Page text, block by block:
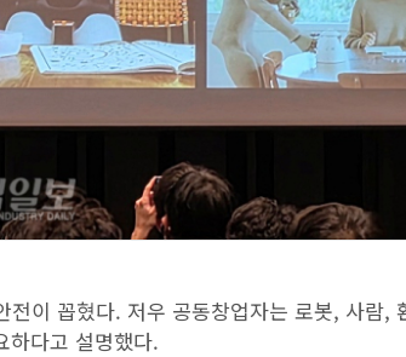
이 꼽혔다. 저우 공동창업자는 로봇, 사람,
하다고 설명했다.